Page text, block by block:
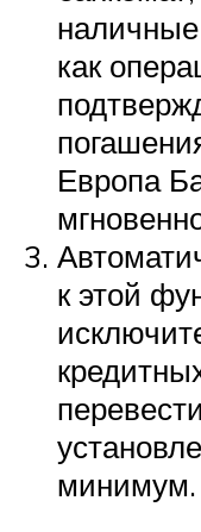
наличные
как
Европа
к этой
минимум.